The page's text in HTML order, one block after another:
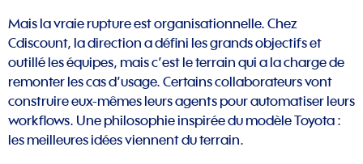
Mais la vraie rupture est organisationnelle. Chez
Cdiscount, la direction a défini les grands objectifs et
outillé les équipes, mais c’est le terrain qui a la charge de
remonter les cas d’usage. Certains collaborateurs vont
construire eux-mêmes leurs agents pour automatiser leurs
workflows. Une philosophie inspirée du modèle Toyota :
les meilleures idées viennent du terrain.